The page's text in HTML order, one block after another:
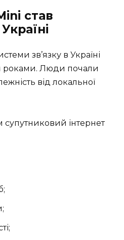
став
зв’язку в Україні
роками. Люди почали
від локальної
інтернет